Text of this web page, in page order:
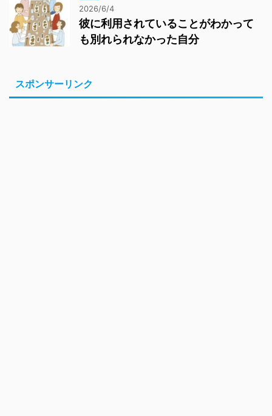
2026/6/4
彼に利用されていることがわかって
も別れられなかった自分
スポンサーリンク